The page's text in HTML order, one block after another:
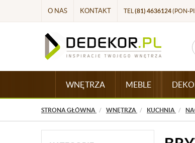
O NAS KONTAKT TEL (81) 4636124(PON-
WNĘTRZA MEBLE
STRONA GŁÓWNA WNĘTRZA KUCHNIA